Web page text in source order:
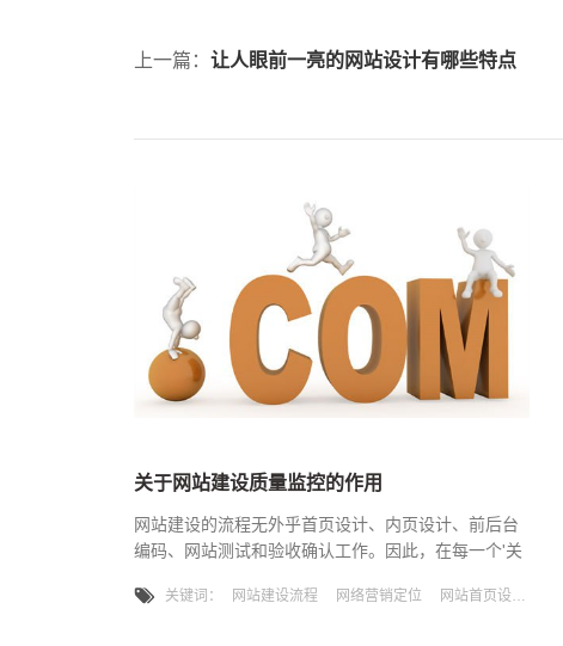
上一篇： 让人眼前一亮的网站设计有哪些特点
关于网站建设质量监控的作用
网站建设的流程无外乎首页设计、内页设计、前后台
编码、网站测试和验收确认工作。因此，在每一个'关
方案书的要求进行，是避免网站建设项目发生错误，
关键词： 网站建设流程 网络营销定位 网站首页设计